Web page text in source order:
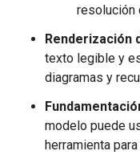
resolución
Renderización
texto legible y
diagramas y
modelo puede
herramienta